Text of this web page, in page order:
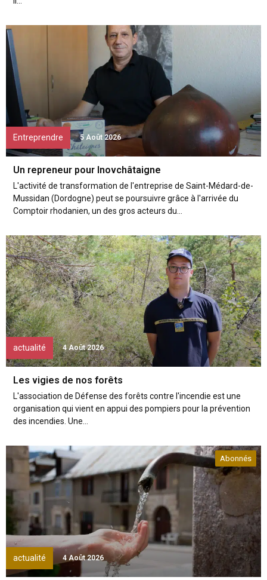
Entreprendre 5 Août 2026
Un repreneur pour Inovchâtaigne
L'activité de transformation de l'entreprise de Saint-Médard-de-
Mussidan (Dordogne) peut se poursuivre grâce à l'arrivée du
Comptoir rhodanien, un des gros acteurs du...
actualité 4 Août 2026
Les vigies de nos forêts
L'association de Défense des forêts contre l'incendie est une
organisation qui vient en appui des pompiers pour la prévention
des incendies. Une...
actualité
Abonnés
4 Août 2026